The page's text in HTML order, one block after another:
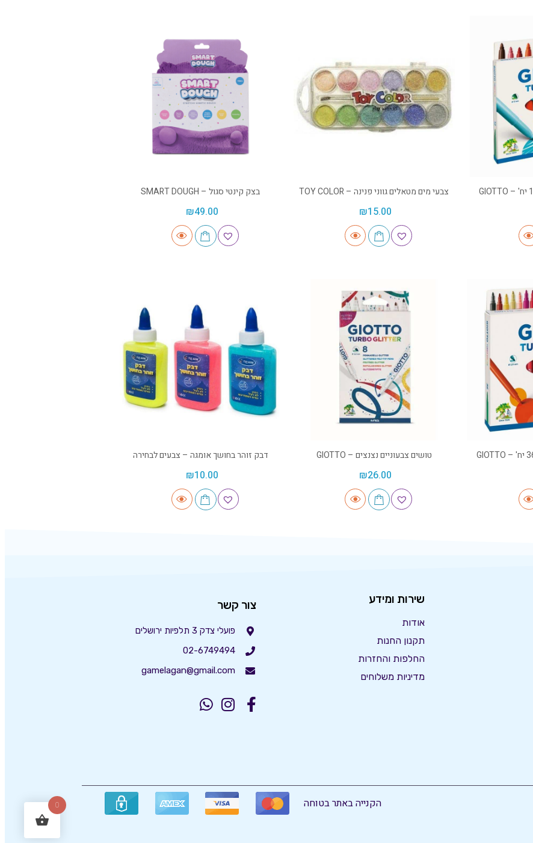
צבעי מים מטאלים גווני פנינה – TOY COLOR
₪15.00
בצק קינטי סגול – SMART DOUGH
₪49.00
טושים צבעוניים נצנצים – GIOTTO
₪26.00
דבק זוהר בחושך אומגה – צבעים לבחירה
₪10.00
שירות ומידע
אודות
תקנון החנות
החלפות והחזרות
מדיניות משלוחים
צור קשר
פועלי צדק 3 תלפיות ירושלים
02-6749494
gamelagan@gmail.com
הקנייה באתר בטוחה 0